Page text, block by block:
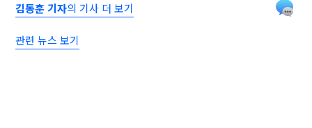
김동훈 기자의 기사 더 보기
관련 뉴스 보기